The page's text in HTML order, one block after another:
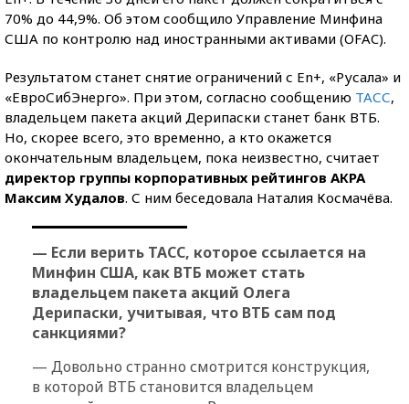
70% до 44,9%. Об этом сообщило Управление Минфина
США по контролю над иностранными активами (OFAC).
Результатом станет снятие ограничений с En+, «Русала» и
«ЕвроСибЭнерго». При этом, согласно сообщению ТАСС,
владельцем пакета акций Дерипаски станет банк ВТБ.
Но, скорее всего, это временно, а кто окажется
окончательным владельцем, пока неизвестно, считает
директор группы корпоративных рейтингов АКРА
Максим Худалов. С ним беседовала Наталия Космачёва.
— Если верить ТАСС, которое ссылается на
Минфин США, как ВТБ может стать
владельцем пакета акций Олега
Дерипаски, учитывая, что ВТБ сам под
санкциями?
— Довольно странно смотрится конструкция,
в которой ВТБ становится владельцем